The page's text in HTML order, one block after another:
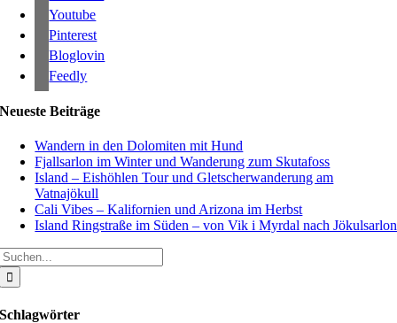
Youtube
Pinterest
Bloglovin
Feedly
Neueste Beiträge
Wandern in den Dolomiten mit Hund
Fjallsarlon im Winter und Wanderung zum Skutafoss
Island – Eishöhlen Tour und Gletscherwanderung am
Vatnajökull
Cali Vibes – Kalifornien und Arizona im Herbst
Island Ringstraße im Süden – von Vik i Myrdal nach Jökulsarlon
Schlagwörter